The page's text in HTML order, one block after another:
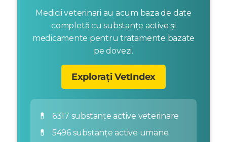
Medicii veterinari au acum baza de date
completă cu substanțe active și
medicamente pentru tratamente bazate
pe dovezi.
Explorați VetIndex
💊 6317 substanțe active veterinare
💊 5496 substanțe active umane